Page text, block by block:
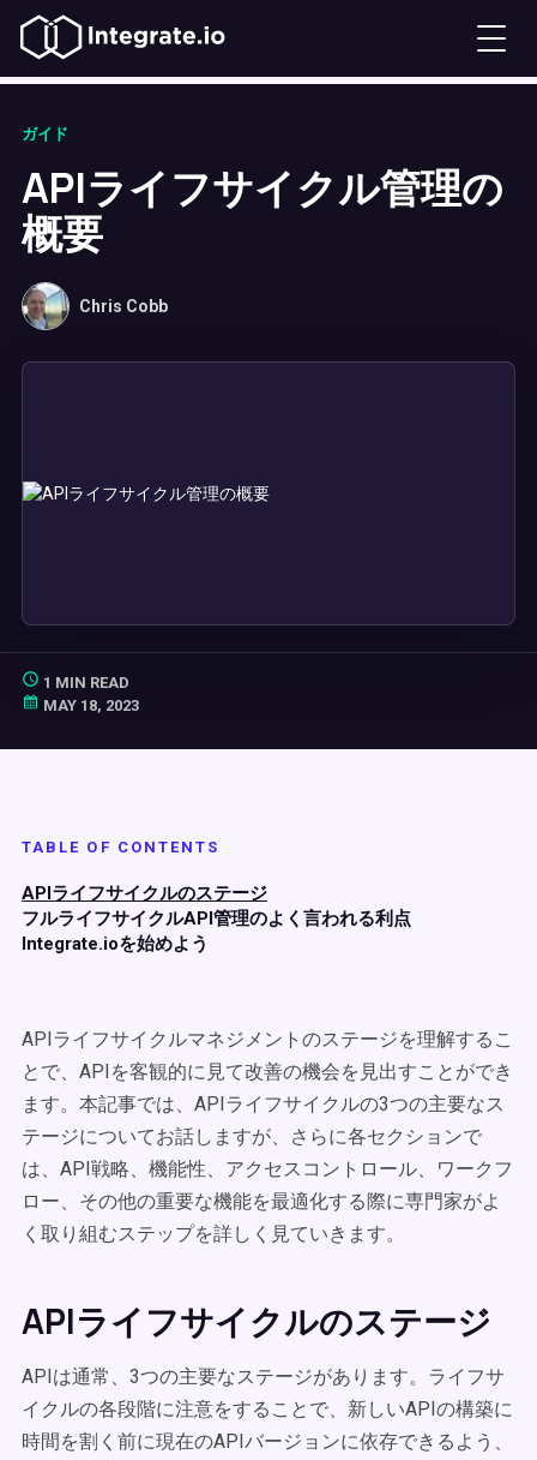
ガイド
APIライフサイクル管理の
概要
Chris Cobb
1 MIN READ
MAY 18, 2023
TABLE OF CONTENTS
APIライフサイクルのステージ
フルライフサイクルAPI管理のよく言われる利点
Integrate.ioを始めよう
APIライフサイクルマネジメントのステージを理解するこ
とで、APIを客観的に見て改善の機会を見出すことができ
ます。本記事では、APIライフサイクルの3つの主要なス
テージについてお話しますが、さらに各セクションで
は、API戦略、機能性、アクセスコントロール、ワークフ
ロー、その他の重要な機能を最適化する際に専門家がよ
く取り組むステップを詳しく見ていきます。
APIライフサイクルのステージ
APIは通常、3つの主要なステージがあります。ライフサ
イクルの各段階に注意をすることで、新しいAPIの構築に
時間を割く前に現在のAPIバージョンに依存できるよう、